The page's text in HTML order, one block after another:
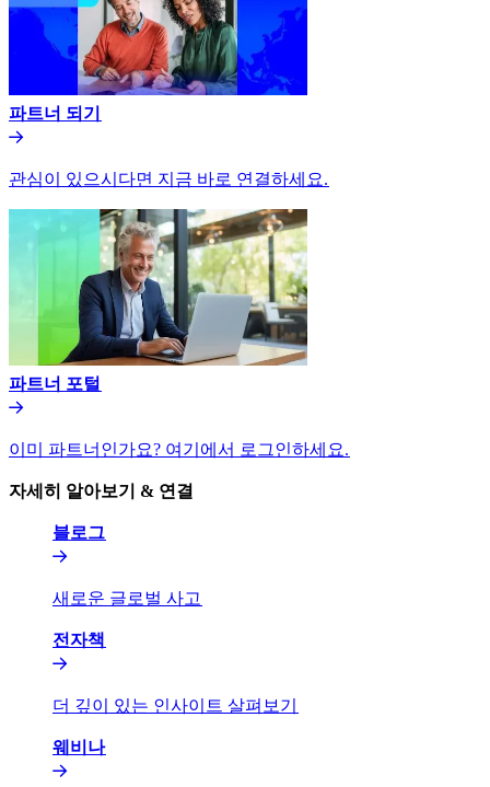
파트너 되기​​
관심이 있으시다면 지금 바로 연결하세요.​​
파트너 포털​​
이미 파트너인가요? 여기에서 로그인하세요.​​
자세히 알아보기 & 연결​​
블로그​​
새로운 글로벌 사고​​
전자책​​
더 깊이 있는 인사이트 살펴보기​​
웨비나​​